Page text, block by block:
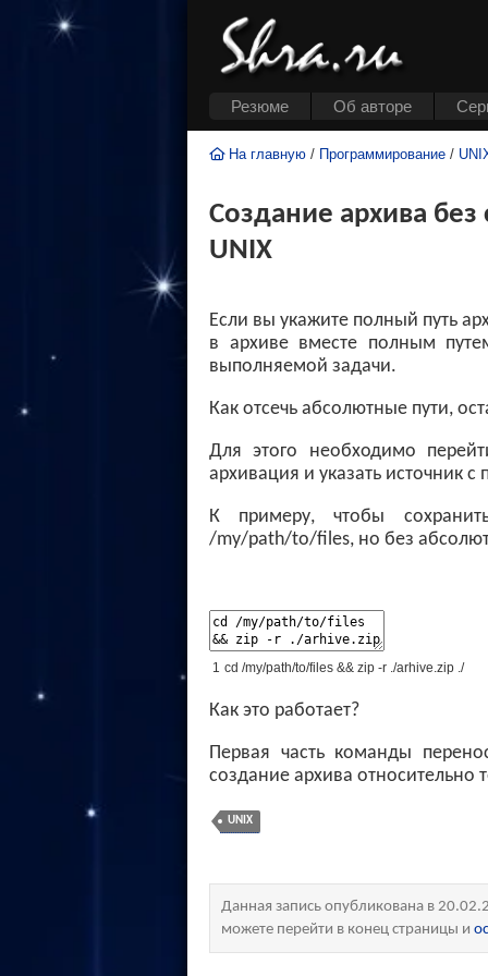
Резюме Об авторе
На главную / Программирование /
Создание архива без
UNIX
Если вы укажите полный путь
в архиве вместе полным
выполняемой задачи.
Как отсечь абсолютные пути,
Для этого необходимо
архивация и указать источник
К примеру, чтобы
/my/path/to/files, но без
1 cd /my/path/to/files && zip -r ./arhive.zip ./
Как это работает?
Первая часть команды
создание архива относительно
UNIX
Данная запись опубликована в
можете перейти в конец страницы и